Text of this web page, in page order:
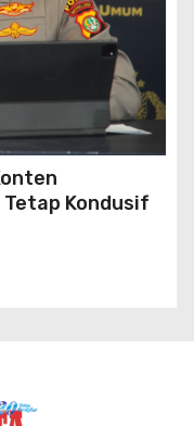
Kondusif